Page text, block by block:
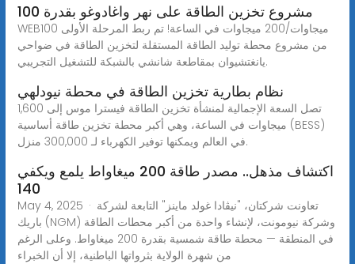
مشروع تخزين الطاقة على نهر واغادوغو بقدرة 100
WEB100 ميجاوات/200 ميجاوات في الساعة! تم ربط المرحلة الأولى
من مشروع محطة توليد الطاقة المستقلة لتخزين الطاقة في ضواحي
يانغتشيوان بمقاطعة شانشي بالشبكة للتشغيل التجريبي.
نظام بطارية تخزين الطاقة في محطة نيودلهي
تصل السعة الإجمالية لمنشأة تخزين الطاقة فيسترا موس إلى 1,600
ميجاوات في الساعة، وهي أكبر محطة تخزين طاقة أساسية (BESS)
في العالم ويمكنها توفير الكهرباء لـ 300,000 منزل.
اكتشاف مذهل.. مصدر طاقة 200 ميغاواط يلمع ويكفي
140
May 4, 2025 · تعاونت شركتان، "نيڤادا غولد ماينز" التابعة لشركة
باريك (NGM) وشركة نيومونت، لإنشاء واحدة من أكبر محطات الطاقة
في المنطقة — محطة طاقة شمسية بقدرة 200 ميغاواط. وعلى الرغم
من شهرة الولاية بثرواتها الباطنية، إلا أن الخبراء